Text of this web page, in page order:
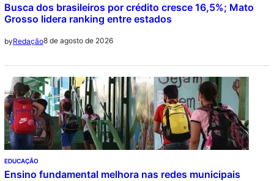
Busca dos brasileiros por crédito cresce 16,5%; Mato
Grosso lidera ranking entre estados
byRedação8 de agosto de 2026
EDUCAÇÃO
Ensino fundamental melhora nas redes municipais